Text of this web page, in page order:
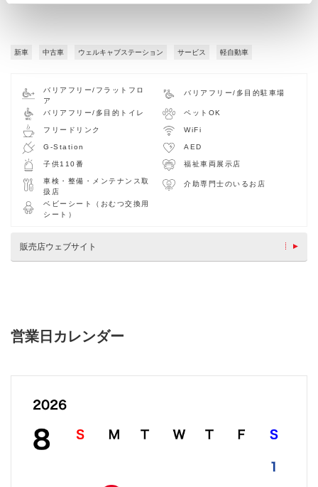
新車 中古車 ウェルキャブステーション サービス 軽自動車
バリアフリー/フラットフロ
ア
バリアフリー/多目的駐車場
バリアフリー/多目的トイレ ペットOK
フリードリンク WiFi
G-Station AED
子供110番 福祉車両展示店
車検・整備・メンテナンス取
扱店
介助専門士のいるお店
ベビーシート（おむつ交換用
シート）
販売店ウェブサイト
営業日カレンダー